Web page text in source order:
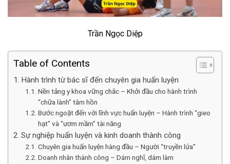
Trần Ngọc Diệp
Table of Contents
Hành trình từ bác sĩ đến chuyên gia huấn luyện
Nền tảng y khoa vững chắc – Khởi đầu cho hành trình
“chữa lành” tâm hồn
Bước ngoặt đến với lĩnh vực huấn luyện – Hành trình “gieo
hạt” và “ươm mầm” tài năng
Sự nghiệp huấn luyện và kinh doanh thành công
Chuyên gia huấn luyện hàng đầu – Người “truyền lửa”
Doanh nhân thành công – Dám nghĩ, dám làm